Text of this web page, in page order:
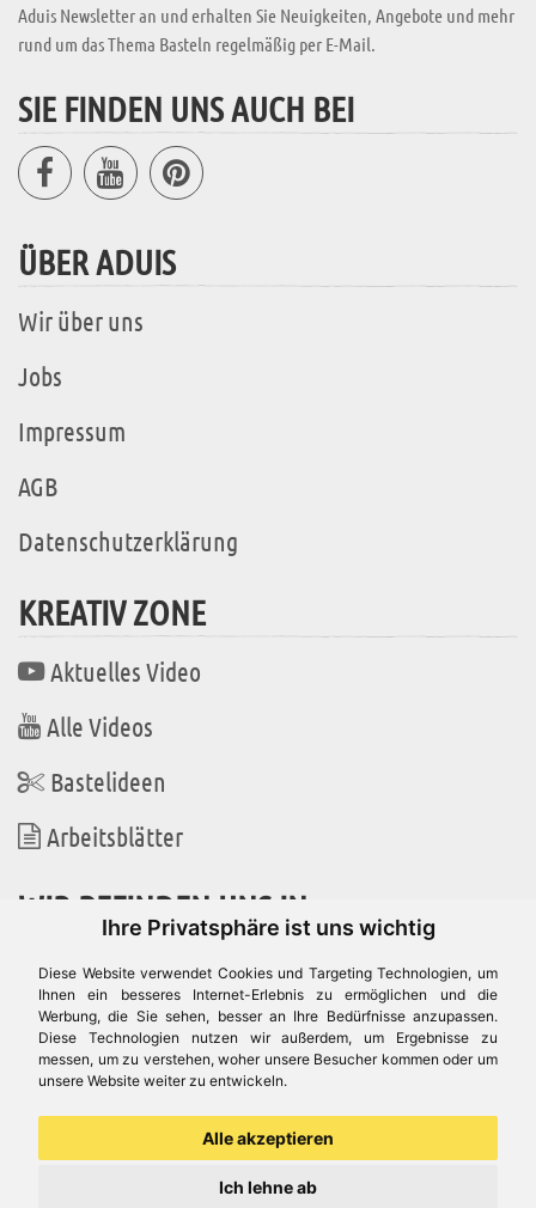
Ihre Privatsphäre ist uns wichtig
Diese Website verwendet Cookies und Targeting Technologien, um
Ihnen ein besseres Internet-Erlebnis zu ermöglichen und die
Werbung, die Sie sehen, besser an Ihre Bedürfnisse anzupassen.
Diese Technologien nutzen wir außerdem, um Ergebnisse zu
messen, um zu verstehen, woher unsere Besucher kommen oder um
unsere Website weiter zu entwickeln.
Alle akzeptieren
Ich lehne ab
Aduis Newsletter an und erhalten Sie Neuigkeiten, Angebote und mehr
rund um das Thema Basteln regelmäßig per E-Mail.
SIE FINDEN UNS AUCH BEI
ÜBER ADUIS
Wir über uns
Jobs
Impressum
AGB
Datenschutzerklärung
KREATIV ZONE
Aktuelles Video
Alle Videos
Bastelideen
Arbeitsblätter
WIR BEFINDEN UNS IN
Es gibt uns auch in